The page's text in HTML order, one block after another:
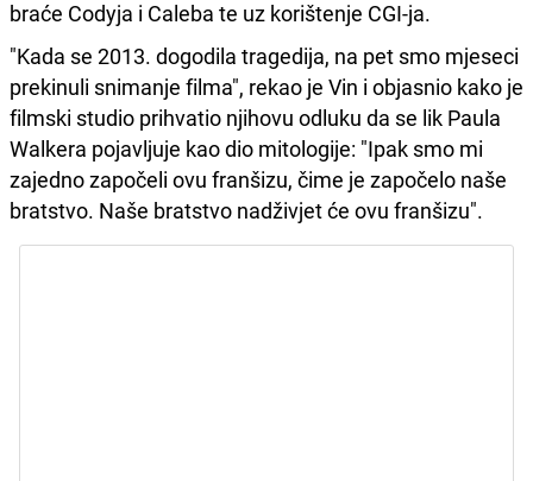
braće Codyja i Caleba te uz korištenje CGI-ja.
"Kada se 2013. dogodila tragedija, na pet smo mjeseci
prekinuli snimanje filma", rekao je Vin i objasnio kako je
filmski studio prihvatio njihovu odluku da se lik Paula
Walkera pojavljuje kao dio mitologije: "Ipak smo mi
zajedno započeli ovu franšizu, čime je započelo naše
bratstvo. Naše bratstvo nadživjet će ovu franšizu".